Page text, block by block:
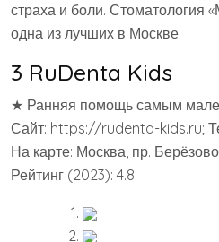
страха и боли. Стоматология
одна из лучших в Москве.
3 RuDenta Kids
★ Ранняя помощь самым
Сайт: https://rudenta-kids.ru;
На карте: Москва, пр.
Рейтинг (2023): 4.8